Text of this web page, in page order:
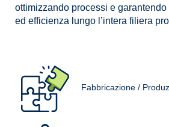
ottimizzando processi e
ed efficienza lungo l’intera filiera
Fabbricazione /